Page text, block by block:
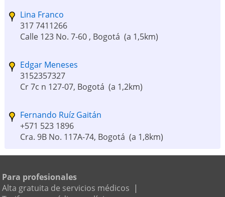
Lina Franco
317 7411266
Calle 123 No. 7-60 , Bogotá (a 1,5km)
Edgar Meneses
3152357327
Cr 7c n 127-07, Bogotá (a 1,2km)
Fernando Ruíz Gaitán
+571 523 1896
Cra. 9B No. 117A-74, Bogotá (a 1,8km)
+57 313 2949116
Carrera 9 #116-20, Asociación Médica Bogotá,
Para profesionales
Alta gratuita de servicios médicos |